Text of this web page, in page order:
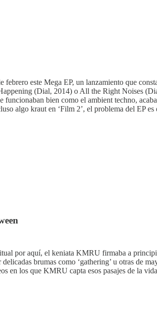
febrero este Mega EP, un lanzamiento que
(Dial, 2014) o All the Right Noises
funcionaban bien como el ambient techno,
algo kraut en ‘Film 2’, el problema del EP
por aquí, el keniata KMRU firmaba a
brumas como ‘gathering’ u otras de
en los que KMRU capta esos pasajes de la